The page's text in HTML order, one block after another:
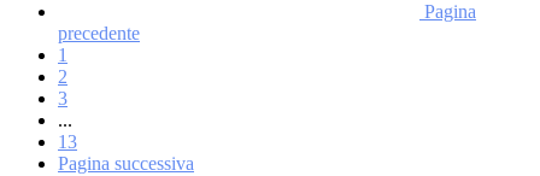
Pagina
precedente
1
2
3
...
13
Pagina successiva